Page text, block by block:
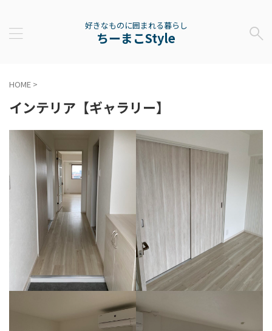
好きなものに囲まれる暮らし
ちーまこStyle
HOME >
インテリア【ギャラリー】